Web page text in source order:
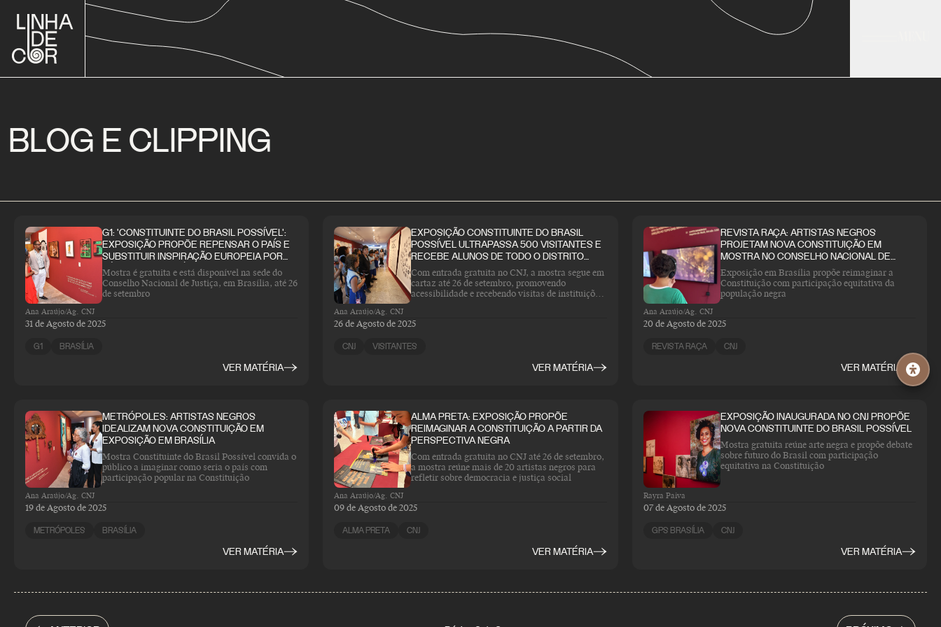
BLOG E CLIPPING
Ana Araújo/Ag. CNJ
G1: 'CONSTITUINTE DO BRASIL POSSÍVEL':
EXPOSIÇÃO PROPÕE REPENSAR O PAÍS E
SUBSTITUIR INSPIRAÇÃO EUROPEIA POR
LÓGICA AFRO-INDÍGENA
Mostra é gratuita e está disponível na sede do
Conselho Nacional de Justiça, em Brasília, até 26
de setembro
31 de Agosto de 2025
G1 BRASÍLIA
VER MATÉRIA
Ana Araújo/Ag. CNJ
EXPOSIÇÃO CONSTITUINTE DO BRASIL
POSSÍVEL ULTRAPASSA 500 VISITANTES E
RECEBE ALUNOS DE TODO O DISTRITO
FEDERAL
Com entrada gratuita no CNJ, a mostra segue em
cartaz até 26 de setembro, promovendo
acessibilidade e recebendo visitas de instituições
26 de Agosto de 2025
CNJ VISITANTES
VER MATÉRIA
Ana Araújo/Ag. CNJ
REVISTA RAÇA: ARTISTAS NEGROS
PROJETAM NOVA CONSTITUIÇÃO EM
MOSTRA NO CONSELHO NACIONAL DE
JUSTIÇA
Exposição em Brasília propõe reimaginar a
Constituição com participação equitativa da
população negra
20 de Agosto de 2025
REVISTA RAÇA CNJ
VER MATÉRIA
Ana Araújo/Ag. CNJ
METRÓPOLES: ARTISTAS NEGROS
IDEALIZAM NOVA CONSTITUIÇÃO EM
EXPOSIÇÃO EM BRASÍLIA
Mostra Constituinte do Brasil Possível convida o
público a imaginar como seria o país com
participação popular na Constituição
19 de Agosto de 2025
METRÓPOLES BRASÍLIA
VER MATÉRIA
Ana Araújo/Ag. CNJ
ALMA PRETA: EXPOSIÇÃO PROPÕE
REIMAGINAR A CONSTITUIÇÃO A PARTIR DA
PERSPECTIVA NEGRA
Com entrada gratuita no CNJ até 26 de setembro,
a mostra reúne mais de 20 artistas negros para
refletir sobre democracia e justiça social
09 de Agosto de 2025
ALMA PRETA CNJ
VER MATÉRIA
Rayra Paiva
EXPOSIÇÃO INAUGURADA NO CNJ PROPÕE
NOVA CONSTITUINTE DO BRASIL POSSÍVEL
Mostra gratuita reúne arte negra e propõe debate
sobre futuro do Brasil com participação
equitativa na Constituição
07 de Agosto de 2025
GPS BRASÍLIA CNJ
VER MATÉRIA